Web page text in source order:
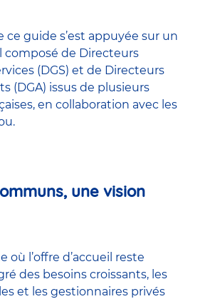
ce guide s’est appuyée sur un
composé de Directeurs
(DGS) et de Directeurs
(DGA) issus de plusieurs
en collaboration avec les
une vision
où l’offre d’accueil reste
des besoins croissants, les
et les gestionnaires privés